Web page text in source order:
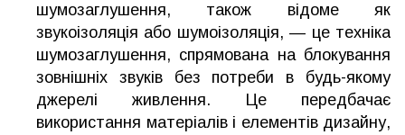
шумозаглушення, також відоме як
звукоізоляція або шумоізоляція, — це техніка
шумозаглушення, спрямована на блокування
зовнішніх звуків без потреби в будь-якому
джерелі живлення. Це передбачає
використання матеріалів і елементів дизайну,